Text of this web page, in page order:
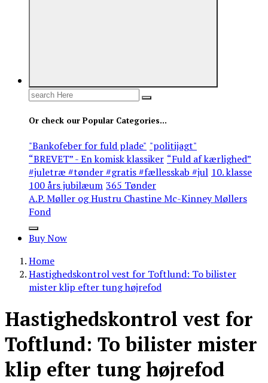
Search
Or check our Popular Categories...
"Bankofeber for fuld plade" "politijagt"
“BREVET” - En komisk klassiker “Fuld af kærlighed”
#juletræ #tønder #gratis #fællesskab #jul 10. klasse
100 års jubilæum 365 Tønder
A.P. Møller og Hustru Chastine Mc-Kinney Møllers
Fond
Buy Now
Home
Hastighedskontrol vest for Toftlund: To bilister
mister klip efter tung højrefod
Hastighedskontrol vest for
Toftlund: To bilister mister
klip efter tung højrefod